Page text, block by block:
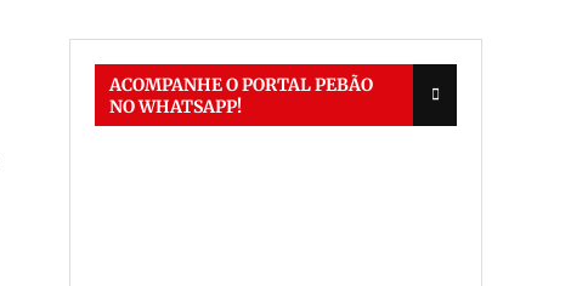
ACOMPANHE O PORTAL PEBÃO
NO WHATSAPP!